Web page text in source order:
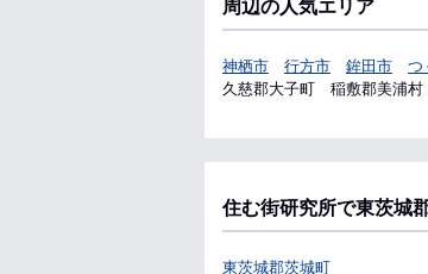
周辺の人気エリア
神栖市 行方市 鉾田市 つ
久慈郡大子町
稲敷郡美浦村
住む街研究所で東茨城
東茨城郡茨城町